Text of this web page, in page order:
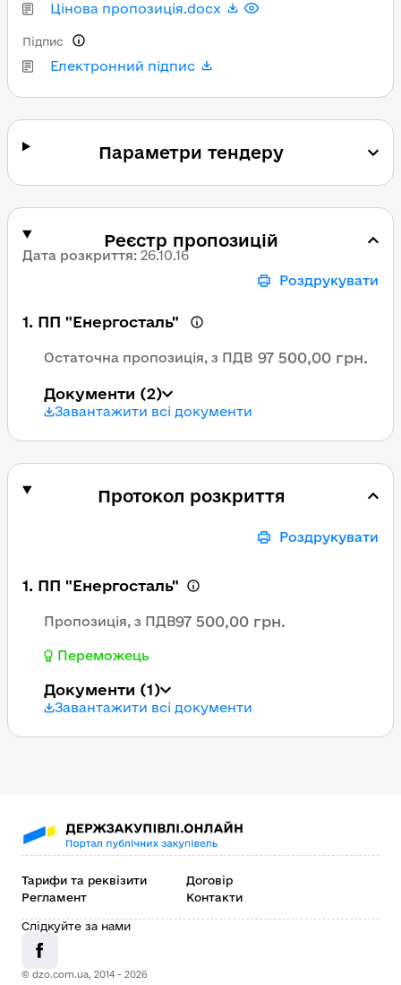
Цінова пропозиція.docx
Електронний підпис
Підпис
Параметри тендеру
Реєстр пропозицій
Дата розкриття: 26.10.16
Роздрукувати
1. ПП "Енергосталь"
Остаточна пропозиція, з ПДВ 97 500,00 грн.
Документи (2)
Завантажити всі документи
Протокол розкриття
Роздрукувати
1. ПП "Енергосталь"
Пропозиція, з ПДВ97 500,00 грн.
Переможець
Документи (1)
Завантажити всі документи
Тарифи та реквізити
Договір
Регламент
Контакти
© dzo.com.ua, 2014 - 2026
Слідкуйте за нами